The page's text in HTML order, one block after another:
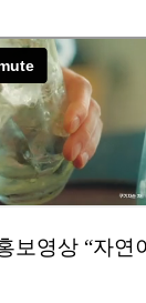
보영상 “자연